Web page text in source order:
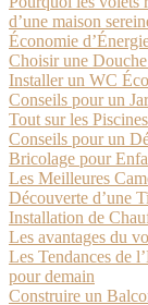
d’une maison
Économie
Choisir une
Installer un WC
Conseils pour un
Tout sur les
Conseils pour un
Bricolage pour
Les Meilleures
Découverte d’une
Installation de
Les avantages du
Les Tendances de
pour demain
Construire un